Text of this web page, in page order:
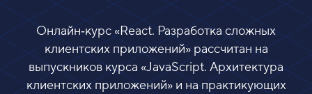
Онлайн‑курс «React. Разработка сложных
клиентских приложений» рассчитан на
выпускников курса «JavaScript. Архитектура
клиентских приложений» и на практикующих